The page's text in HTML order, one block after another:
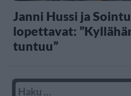
Janni Hussi ja
lopettavat:
tuntuu”